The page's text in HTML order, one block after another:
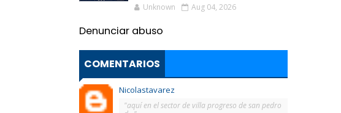
Unknown Aug 04, 2026
Denunciar abuso
COMENTARIOS
Nicolastavarez
"aquí en el sector de villa progreso de san pedro